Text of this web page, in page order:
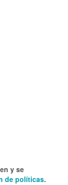
de políticas.